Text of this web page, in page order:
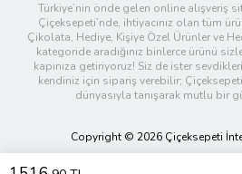
Türkiye’nin önde gelen online alışveriş
Çiçeksepeti’nde, ihtiyacınız olan tüm
Çikolata, Hediye, Kişiye Özel Ürünler ve
kategoride aradığınız binlerce ürünü
kapınıza getiriyoruz! Siz de ister
kendiniz için sipariş verebilir;
dünyasıyla tanışarak mutlu bir
Copyright © 2026 Çiçeksepeti